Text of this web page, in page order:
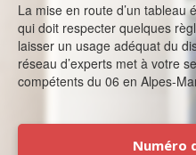
La mise en route d’un tableau
qui doit respecter quelques
laisser un usage adéquat du
réseau d’experts met à votre
compétents du 06 en Alpes-
Numéro